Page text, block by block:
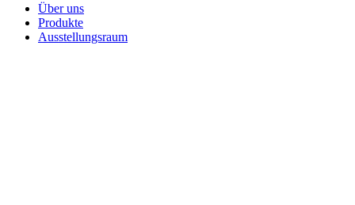
Über uns
Produkte
Ausstellungsraum